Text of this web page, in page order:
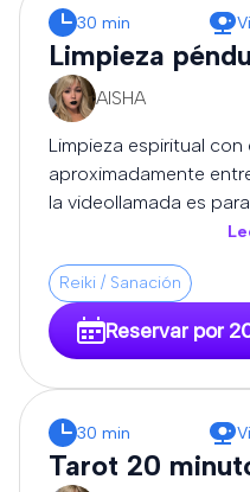
30 min
Limpieza
AISHA
Limpieza espiritual
aproximadamente
la videollamada es
todo, y que me
Reiki / Sanación
Reservar por
30 min
Tarot 20